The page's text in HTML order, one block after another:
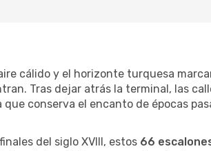
cálido y el horizonte turquesa
Tras dejar atrás la terminal, las
conserva el encanto de épocas
del siglo XVIII, estos 66